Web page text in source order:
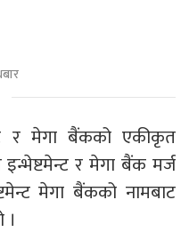
र मेगा बैंकको एकीकृत
र मेगा बैंक मर्ज
मेगा बैंकको नामबाट